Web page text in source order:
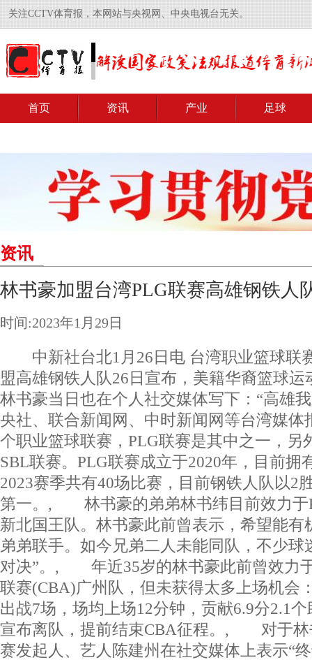
关注CCTV体育报，本网站与央视网、中央电视台无关。
首页 资讯 产业 足球
资讯
林书豪加盟台湾PLG联赛高雄钢铁人
时间:2023年1月29日
中新社台北1月26日电 台湾职业篮球联赛
盟高雄钢铁人队26日宣布，美籍华裔篮球
林书豪当日也在个人社交媒体写下：“高
央社、联合新闻网、中时新闻网等台湾媒体
个职业篮球联赛，PLG联赛是其中之一，另
SBL联赛。PLG联赛成立于2020年，目前
2023赛季共有40场比赛，目前钢铁人队以2
第一。, 林书豪的弟弟林书纬目前效力于
新北国王队。林书豪此前曾表示，希望能有
弟弟联手。如今兄弟二人未能同队，不少球
对决”。, 年近35岁的林书豪此前曾效力
联赛(CBA)广州队，但未获得太多上场机会
出战7场，场均上场12分钟，贡献6.9分2.1
宣布离队，提前结束CBA征程。, 对于林
赛发起人、艺人陈建州在社交媒体上表示“